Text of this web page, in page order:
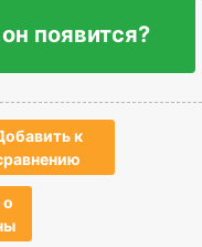
появится?
к